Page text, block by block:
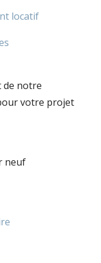
locatif
de notre
votre projet
neuf